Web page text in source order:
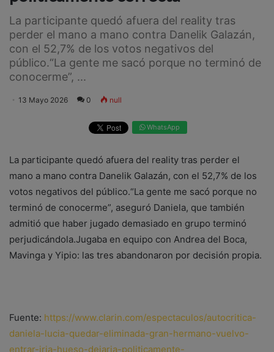
La participante quedó afuera del reality tras
perder el mano a mano contra Danelik Galazán,
con el 52,7% de los votos negativos del
público.“La gente me sacó porque no terminó de
conocerme”, ...
13 Mayo 2026 0 null
WhatsApp
La participante quedó afuera del reality tras perder el
mano a mano contra Danelik Galazán, con el 52,7% de los
votos negativos del público.“La gente me sacó porque no
terminó de conocerme”, aseguró Daniela, que también
admitió que haber jugado demasiado en grupo terminó
perjudicándola.Jugaba en equipo con Andrea del Boca,
Mavinga y Yipio: las tres abandonaron por decisión propia.
Fuente: https://www.clarin.com/espectaculos/autocritica-
daniela-lucia-quedar-eliminada-gran-hermano-vuelvo-
entrar-iria-hueso-dejaria-politicamente-